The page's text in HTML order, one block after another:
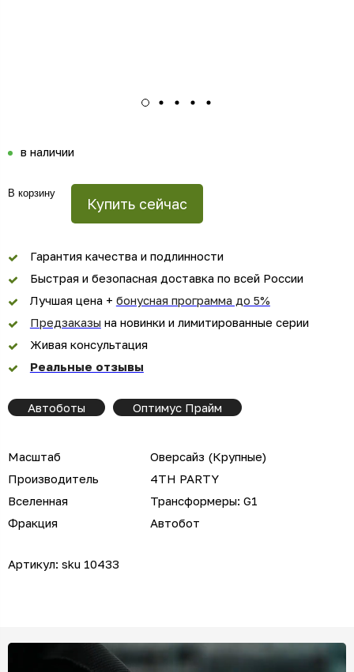
в наличии
В корзину
Купить сейчас
Гарантия качества и подлинности
Быстрая и безопасная доставка по всей России
Лучшая цена + бонусная программа до 5%
Предзаказы на новинки и лимитированные серии
Живая консультация
Реальные отзывы
Автоботы Оптимус Прайм
Масштаб
Оверсайз (Крупные)
Производитель
4TH PARTY
Вселенная
Трансформеры: G1
Фракция
Автобот
Артикул: sku 10433